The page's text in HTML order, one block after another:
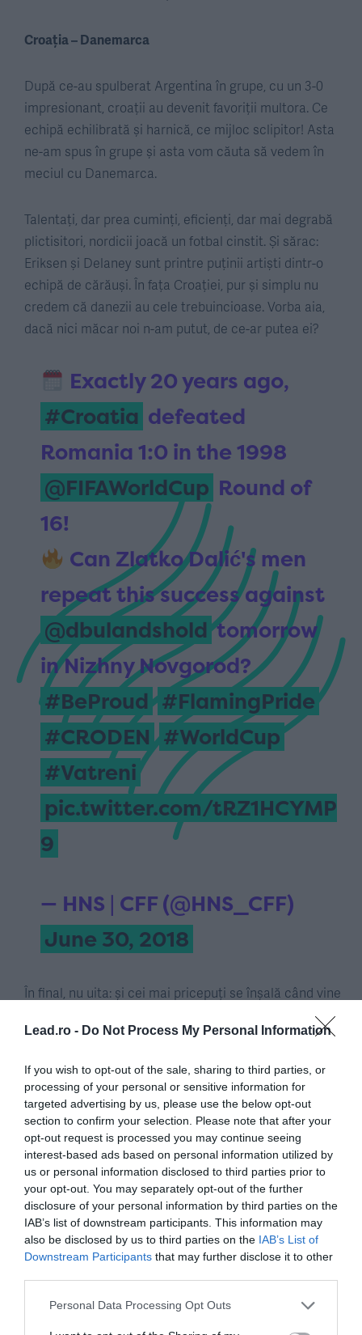
Lead.ro - Do Not Process My Personal Information
If you wish to opt-out of the sale, sharing to third parties, or
processing of your personal or sensitive information for
targeted advertising by us, please use the below opt-out
section to confirm your selection. Please note that after your
opt-out request is processed you may continue seeing
interest-based ads based on personal information utilized by
us or personal information disclosed to third parties prior to
your opt-out. You may separately opt-out of the further
disclosure of your personal information by third parties on the
IAB’s list of downstream participants. This information may
also be disclosed by us to third parties on the IAB’s List of
Downstream Participants that may further disclose it to other
Personal Data Processing Opt Outs
Croația – Danemarca
După ce-au spulberat Argentina în grupe, cu un 3-0
impresionant, croații au devenit favoriții multora. Ce
echipă echilibrată și harnică, ce mijloc sclipitor! Asta
ne-am spus în grupe și asta vom căuta să vedem în
meciul cu Danemarca.
Talentați, dar prea cuminți, eficienți, dar mai degrabă
plictisitori, nordicii joacă un fotbal cinstit. Și sărac:
Eriksen și Delaney sunt printre puținii artiști dintr-o
echipă de cărăuși. În fața Croației, pur și simplu nu
credem că danezii au cele trebuincioase. Vorba aia,
dacă nici măcar noi n-am putut, de ce-ar putea ei?
Exactly 20 years ago,
#Croatia defeated
Romania 1:0 in the 1998
@FIFAWorldCup Round of
16!
Can Zlatko Dalić's men
repeat this success against
@dbulandshold tomorrow
in Nizhny Novgorod?
#BeProud #FlamingPride
#CRODEN #WorldCup
#Vatreni
pic.twitter.com/tRZ1HCYMP
9
— HNS | CFF (@HNS_CFF)
June 30, 2018
În final, nu uita: și cei mai pricepuți se înșală când vine
vorbe de predicții. Poate nu chiar atât de rău ca Jose,
dar…
Jose Mourinho's World Cup
predictions are going well
pic.twitter.com/GmFJ74wu
7X
(@101greatgoals)July 1,